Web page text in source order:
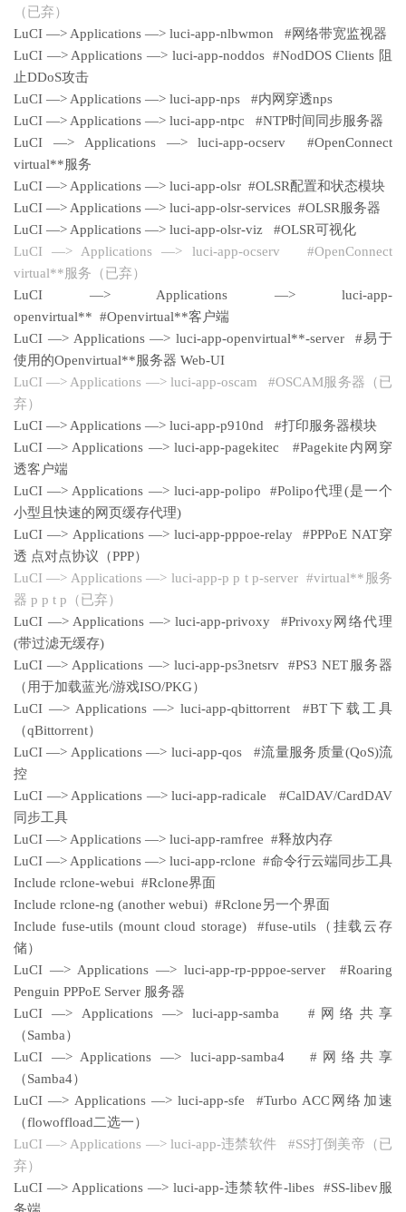
（已弃）
LuCI —> Applications —> luci-app-nlbwmon #网络带宽监视器
LuCI —> Applications —> luci-app-noddos #NodDOS Clients 阻
止DDoS攻击
LuCI —> Applications —> luci-app-nps #内网穿透nps
LuCI —> Applications —> luci-app-ntpc #NTP时间同步服务器
LuCI —> Applications —> luci-app-ocserv #OpenConnect
virtual**服务
LuCI —> Applications —> luci-app-olsr #OLSR配置和状态模块
LuCI —> Applications —> luci-app-olsr-services #OLSR服务器
LuCI —> Applications —> luci-app-olsr-viz #OLSR可视化
LuCI —> Applications —> luci-app-ocserv #OpenConnect
virtual**服务（已弃）
LuCI —> Applications —> luci-app-
openvirtual** #Openvirtual**客户端
LuCI —> Applications —> luci-app-openvirtual**-server #易于
使用的Openvirtual**服务器 Web-UI
LuCI —> Applications —> luci-app-oscam #OSCAM服务器（已
弃）
LuCI —> Applications —> luci-app-p910nd #打印服务器模块
LuCI —> Applications —> luci-app-pagekitec #Pagekite内网穿
透客户端
LuCI —> Applications —> luci-app-polipo #Polipo代理(是一个
小型且快速的网页缓存代理)
LuCI —> Applications —> luci-app-pppoe-relay #PPPoE NAT穿
透 点对点协议（PPP）
LuCI —> Applications —> luci-app-p p t p-server #virtual**服务
器 p p t p（已弃）
LuCI —> Applications —> luci-app-privoxy #Privoxy网络代理
(带过滤无缓存)
LuCI —> Applications —> luci-app-ps3netsrv #PS3 NET服务器
（用于加载蓝光/游戏ISO/PKG）
LuCI —> Applications —> luci-app-qbittorrent #BT下载工具
（qBittorrent）
LuCI —> Applications —> luci-app-qos #流量服务质量(QoS)流
控
LuCI —> Applications —> luci-app-radicale #CalDAV/CardDAV
同步工具
LuCI —> Applications —> luci-app-ramfree #释放内存
LuCI —> Applications —> luci-app-rclone #命令行云端同步工具
Include rclone-webui #Rclone界面
Include rclone-ng (another webui) #Rclone另一个界面
Include fuse-utils (mount cloud storage) #fuse-utils（挂载云存
储）
LuCI —> Applications —> luci-app-rp-pppoe-server #Roaring
Penguin PPPoE Server 服务器
LuCI —> Applications —> luci-app-samba #网络共享
（Samba）
LuCI —> Applications —> luci-app-samba4 #网络共享
（Samba4）
LuCI —> Applications —> luci-app-sfe #Turbo ACC网络加速
（flowoffload二选一）
LuCI —> Applications —> luci-app-违禁软件 #SS打倒美帝（已
弃）
LuCI —> Applications —> luci-app-违禁软件-libes #SS-libev服